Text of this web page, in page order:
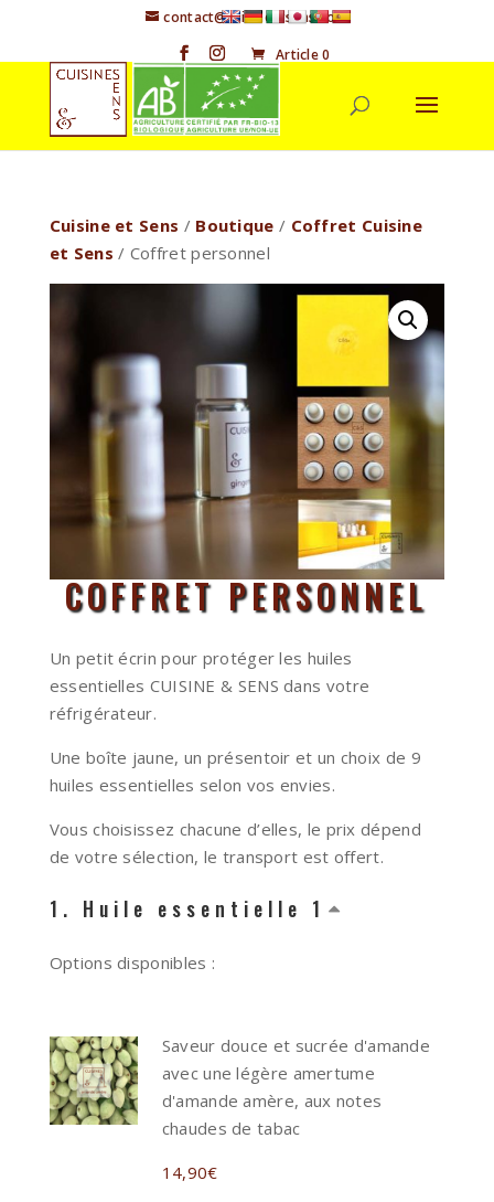
contact@cuisineetsens.com
Article 0
Cuisine et Sens / Boutique / Coffret Cuisine
et Sens / Coffret personnel
COFFRET PERSONNEL
Un petit écrin pour protéger les huiles
essentielles CUISINE & SENS dans votre
réfrigérateur.
Une boîte jaune, un présentoir et un choix de 9
huiles essentielles selon vos envies.
Vous choisissez chacune d’elles, le prix dépend
de votre sélection, le transport est offert.
1 Huile essentielle 1
Options disponibles :
Saveur douce et sucrée d'amande
avec une légère amertume
d'amande amère, aux notes
chaudes de tabac
14,90€